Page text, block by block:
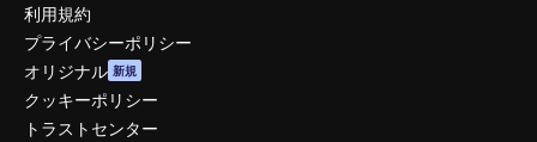
利用規約
プライバシーポリシー
オリジナル 新規
クッキーポリシー
トラストセンター